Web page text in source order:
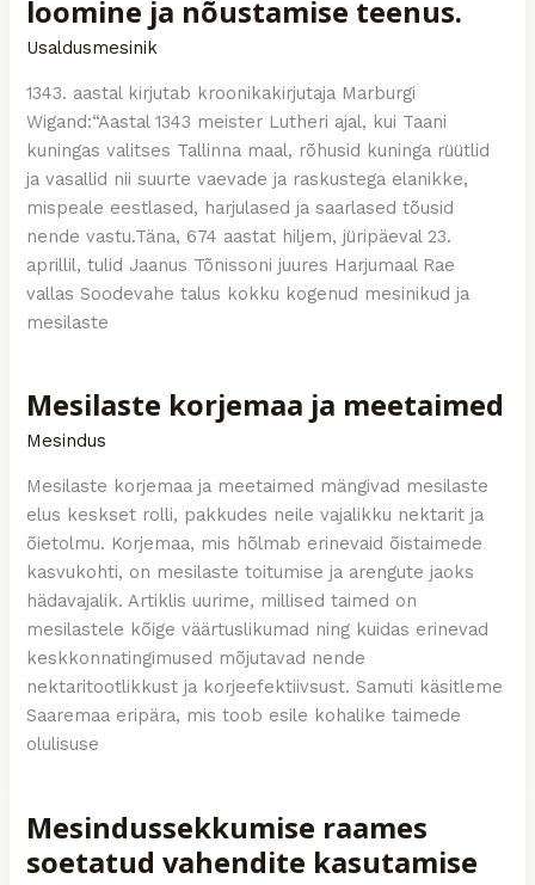
loomine ja nõustamise teenus.
Usaldusmesinik
1343. aastal kirjutab kroonikakirjutaja Marburgi
Wigand:“Aastal 1343 meister Lutheri ajal, kui Taani
kuningas valitses Tallinna maal, rõhusid kuninga rüütlid
ja vasallid nii suurte vaevade ja raskustega elanikke,
mispeale eestlased, harjulased ja saarlased tõusid
nende vastu.Täna, 674 aastat hiljem, jüripäeval 23.
aprillil, tulid Jaanus Tõnissoni juures Harjumaal Rae
vallas Soodevahe talus kokku kogenud mesinikud ja
mesilaste
Mesilaste korjemaa ja meetaimed
Mesindus
Mesilaste korjemaa ja meetaimed mängivad mesilaste
elus keskset rolli, pakkudes neile vajalikku nektarit ja
õietolmu. Korjemaa, mis hõlmab erinevaid õistaimede
kasvukohti, on mesilaste toitumise ja arengute jaoks
hädavajalik. Artiklis uurime, millised taimed on
mesilastele kõige väärtuslikumad ning kuidas erinevad
keskkonnatingimused mõjutavad nende
nektaritootlikkust ja korjeefektiivsust. Samuti käsitleme
Saaremaa eripära, mis toob esile kohalike taimede
olulisuse
Mesindussekkumise raames
soetatud vahendite kasutamise